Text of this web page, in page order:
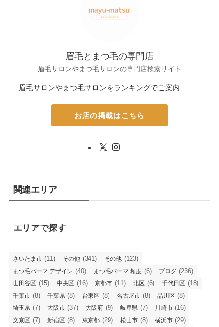
眉毛とまつ毛の専門店
眉毛サロンやまつ毛サロンの専門店検索サイト
眉毛サロンやまつ毛サロンをランキングでご案内
お店の掲載はこちら
関連エリア
エリアで探す
さいたま市 (11) その他 (341) その他 (123)
まつ毛パーマ デザイン (40) まつ毛パーマ 頻度 (6) ブログ (236)
世田谷区 (15) 中央区 (16) 京都市 (11) 北区 (6) 千代田区 (18)
千葉市 (8) 千葉県 (8) 台東区 (8) 名古屋市 (8) 品川区 (8)
埼玉県 (7) 大阪市 (37) 大阪府 (9) 岐阜県 (7) 川崎市 (16)
文京区 (7) 新宿区 (8) 東京都 (29) 松山市 (8) 横浜市 (29)